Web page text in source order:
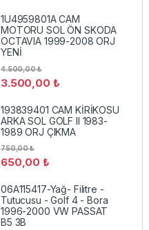
1U4959801A CAM
MOTORU SOL ÖN SKODA
OCTAVIA 1999-2008 ORJ
YENİ
3.500,00 ₺
4.500,00₺
193839401 CAM KİRİKOSU
ARKA SOL GOLF II 1983-
1989 ORJ ÇIKMA
650,00₺
750,00₺
06A115417-Yağ- Filitre -
Tutucusu - Golf 4 - Bora
1996-2000 VW PASSAT
B5 3B